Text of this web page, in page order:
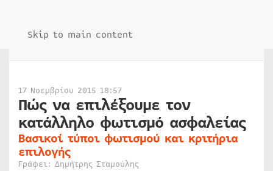
Skip to main content
17 Νοεμβρίου 2015 18:57
Πώς να επιλέξουμε τον
κατάλληλο φωτισμό ασφαλείας
Βασικοί τύποι φωτισμού και κριτήρια
επιλογής
Γράφει: Δημήτρης Σταμούλης